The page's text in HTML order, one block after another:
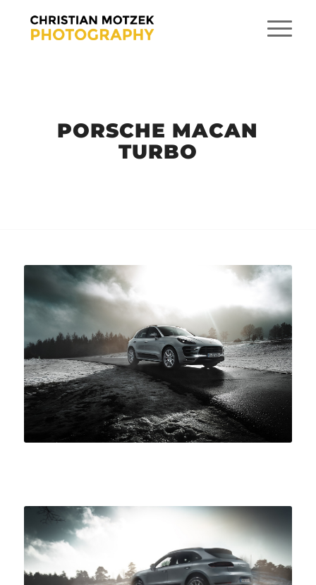
PORSCHE MACAN
TURBO